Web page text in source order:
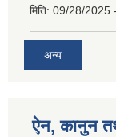
मिति: 09/28/2025
अन्य
ऐन, कानुन